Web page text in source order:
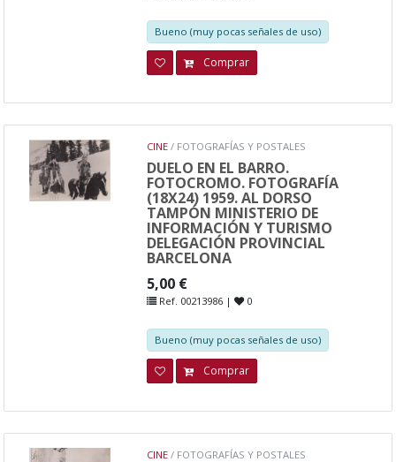
Bueno (muy pocas señales de uso)
Comprar
CINE / FOTOGRAFÍAS Y POSTALES
DUELO EN EL BARRO.
FOTOCROMO. FOTOGRAFÍA
(18X24) 1959. AL DORSO
TAMPÓN MINISTERIO DE
INFORMACIÓN Y TURISMO
DELEGACIÓN PROVINCIAL
BARCELONA
5,00 €
Ref. 00213986 | 0
Bueno (muy pocas señales de uso)
Comprar
CINE / FOTOGRAFÍAS Y POSTALES